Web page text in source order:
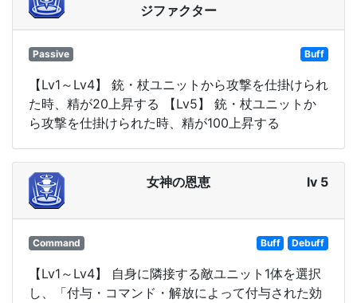
ジファクター
Passive Buff
【Lv1～Lv4】 銃・杖ユニットから攻撃を仕掛けられ
た時、精が20上昇する 【Lv5】 銃・杖ユニットか
ら攻撃を仕掛けられた時、精が100上昇する
女神の恩恵 lv 5
Command Buff Debuff
【Lv1～Lv4】 自身に隣接する敵ユニット1体を選択
し、「付与・コマンド・解放によって付与された効